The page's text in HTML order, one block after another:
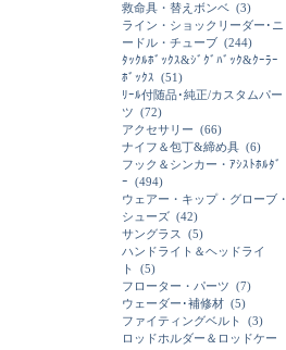
救命具・替えボンベ (3)
ライン・ショックリーダー･ニ
ードル・チューブ (244)
ﾀｯｸﾙﾎﾞｯｸｽ&ｼﾞｸﾞﾊﾞｯｸ&ｸｰﾗｰ
ﾎﾞｯｸｽ (51)
ﾘｰﾙ付随品･純正/カスタムパー
ツ (72)
アクセサリー (66)
ナイフ＆包丁&締め具 (6)
フック＆シンカー・ｱｼｽﾄﾎﾙﾀﾞ
ｰ (494)
ウェアー・キップ・グローブ・
シューズ (42)
サングラス
(5)
ハンドライト＆ヘッドライ
ト
(5)
フローター・パーツ (7)
ウェーダー･補修材 (5)
ファイティングベルト
(3)
ロッドホルダー＆ロッドケー